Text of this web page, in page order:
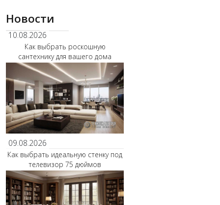
Новости
10.08.2026
Как выбрать роскошную
сантехнику для вашего дома
09.08.2026
Как выбрать идеальную стенку под
телевизор 75 дюймов